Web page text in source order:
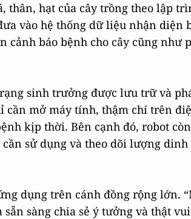
thân, hạt của cây trồng theo lập
vào hệ thống dữ liệu nhận diện
cảnh báo bệnh cho cây cũng như
sinh trưởng được lưu trữ và
cần mở máy tính, thậm chí trên
kịp thời. Bên cạnh đó, robot
sử dụng và theo dõi lượng
dụng trên cánh đồng rộng lớn.
sàng chia sẻ ý tưởng và thật